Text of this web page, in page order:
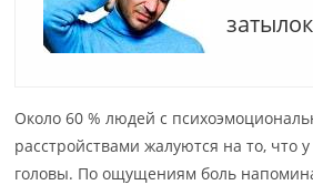
затылок
Около 60 % людей с
расстройствами жалуются на то, что
головы. По ощущениям боль